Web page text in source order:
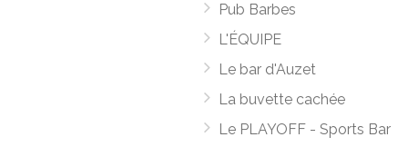
Pub Barbes
L'ÉQUIPE
Le bar d'Auzet
La buvette cachée
Le PLAYOFF - Sports Bar